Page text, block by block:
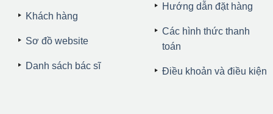
Khách hàng
Sơ đồ website
Danh sách bác sĩ
Hướng dẫn đặt hàng
Các hình thức thanh
toán
Điều khoản và điều kiện